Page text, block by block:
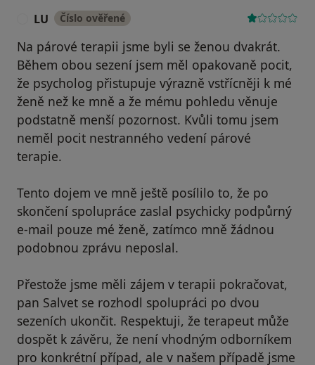
LU Číslo ověřené
Na párové terapii jsme byli se ženou dvakrát.
Během obou sezení jsem měl opakovaně pocit,
že psycholog přistupuje výrazně vstřícněji k mé
ženě než ke mně a že mému pohledu věnuje
podstatně menší pozornost. Kvůli tomu jsem
neměl pocit nestranného vedení párové
terapie.
Tento dojem ve mně ještě posílilo to, že po
skončení spolupráce zaslal psychicky podpůrný
e-mail pouze mé ženě, zatímco mně žádnou
podobnou zprávu neposlal.
Přestože jsme měli zájem v terapii pokračovat,
pan Salvet se rozhodl spolupráci po dvou
sezeních ukončit. Respektuji, že terapeut může
dospět k závěru, že není vhodným odborníkem
pro konkrétní případ, ale v našem případě jsme